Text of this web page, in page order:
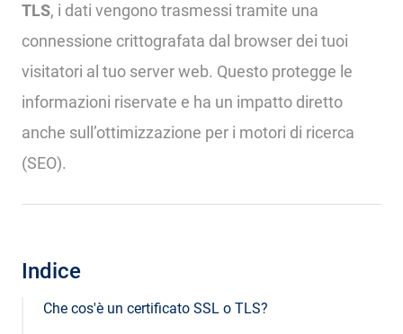
TLS, i dati vengono trasmessi tramite una
connessione crittografata dal browser dei tuoi
visitatori al tuo server web. Questo protegge le
informazioni riservate e ha un impatto diretto
anche sull’ottimizzazione per i motori di ricerca
(SEO).
Indice
Che cos'è un certificato SSL o TLS?